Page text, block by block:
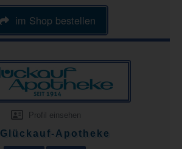
im Shop bestellen
Profil einsehen
Glückauf-Apotheke